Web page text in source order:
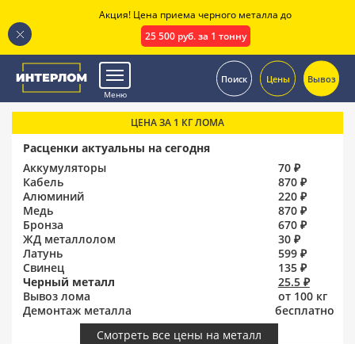
Меню
Поиск Цены Вывоз
ЦЕНА ЗА 1 КГ ЛОМА
Расценки актуальны на сегодня
Аккумуляторы
70 ₽
Кабель
870 ₽
Алюминий
220 ₽
Медь
870 ₽
Бронза
670 ₽
ЖД металлолом
30 ₽
Латунь
599 ₽
Свинец
135 ₽
Черный металл
25.5 ₽
Вывоз лома
от 100 кг
Демонтаж металла
бесплатно
Смотреть все цены на металл
Акция! Цена приема черного металла до
25 500 руб. за 1 тонну
.